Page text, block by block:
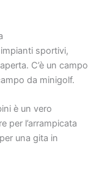
sportivi,
C’è un campo
da minigolf.
è un vero
per l’arrampicata
una gita in